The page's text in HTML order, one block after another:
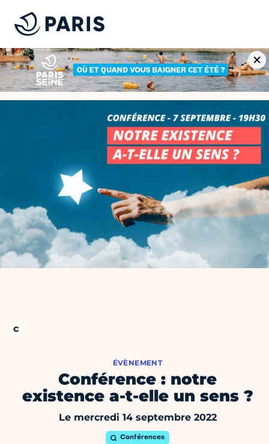
ÉVÈNEMENT
Conférence : notre
existence a-t-elle un sens ?
Le mercredi 14 septembre 2022
Conférences